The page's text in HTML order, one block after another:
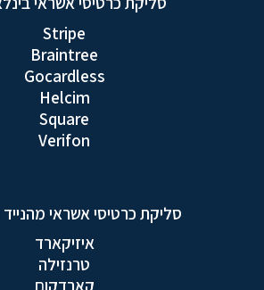
Stripe
Braintree
Gocardless
Helcim
Square
Verifon
סליקת כרטיסי אשראי מהנייד
איזיקארד
טרנזילה